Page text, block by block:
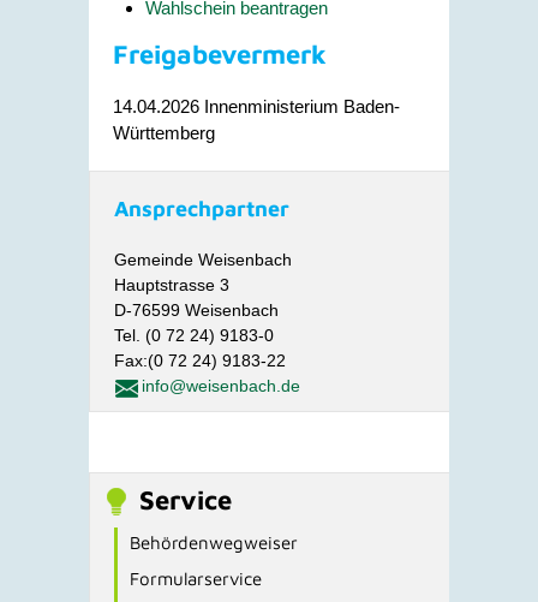
Wahlschein beantragen
Freigabevermerk
14.04.2026 Innenministerium Baden-
Württemberg
Ansprechpartner
Gemeinde Weisenbach
Hauptstrasse 3
D-76599 Weisenbach
Tel. (0 72 24) 9183-0
Fax:(0 72 24) 9183-22
info@weisenbach.de
Service
Behördenwegweiser
Formularservice